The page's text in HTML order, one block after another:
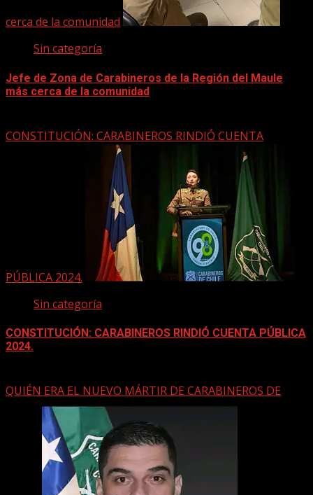
cerca de la comunidad
Sin categoría
Jefe de Zona de Carabineros de la Región del Maule
más cerca de la comunidad
CONSTITUCIÓN: CARABINEROS RINDIÓ CUENTA
PÚBLICA 2024.
Sin categoría
CONSTITUCIÓN: CARABINEROS RINDIÓ CUENTA PÚBLICA
2024.
QUIÉN ERA EL NUEVO MÁRTIR DE CARABINEROS DE